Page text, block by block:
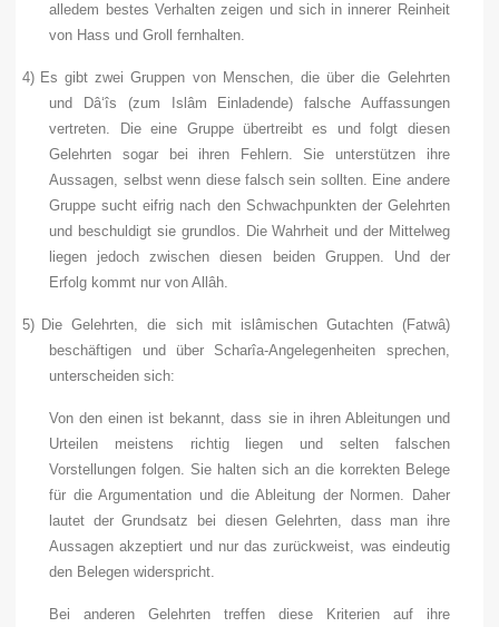
alledem bestes Verhalten zeigen und sich in innerer Reinheit
von Hass und Groll fernhalten.
4) Es gibt zwei Gruppen von Menschen, die über die Gelehrten
und Dâ‘îs (zum Islâm Einladende) falsche Auffassungen
vertreten. Die eine Gruppe übertreibt es und folgt diesen
Gelehrten sogar bei ihren Fehlern. Sie unterstützen ihre
Aussagen, selbst wenn diese falsch sein sollten. Eine andere
Gruppe sucht eifrig nach den Schwachpunkten der Gelehrten
und beschuldigt sie grundlos. Die Wahrheit und der Mittelweg
liegen jedoch zwischen diesen beiden Gruppen. Und der
Erfolg kommt nur von Allâh.
5) Die Gelehrten, die sich mit islâmischen Gutachten (Fatwâ)
beschäftigen und über Scharîa-Angelegenheiten sprechen,
unterscheiden sich:
Von den einen ist bekannt, dass sie in ihren Ableitungen und
Urteilen meistens richtig liegen und selten falschen
Vorstellungen folgen. Sie halten sich an die korrekten Belege
für die Argumentation und die Ableitung der Normen. Daher
lautet der Grundsatz bei diesen Gelehrten, dass man ihre
Aussagen akzeptiert und nur das zurückweist, was eindeutig
den Belegen widerspricht.
Bei anderen Gelehrten treffen diese Kriterien auf ihre